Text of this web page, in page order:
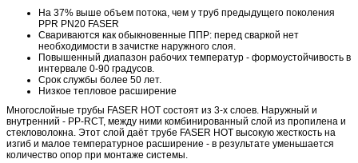
На 37% выше объем потока, чем у труб предыдущего поколения
PPR PN20 FASER
Свариваются как обыкновенные ППР: перед сваркой нет
необходимости в зачистке наружного слоя.
Повышенный диапазон рабочих температур - формоустойчивость в
интервале 0-90 градусов.
Срок службы более 50 лет.
Низкое тепловое расширение
Многослойные трубы FASER HOT состоят из 3-х слоев. Наружный и
внутренний - PP-RCT, между ними комбинированный слой из пропилена и
стекловолокна. Этот слой даёт трубе FASER HOT высокую жесткость на
изгиб и малое температурное расширение - в результате уменьшается
количество опор при монтаже системы.